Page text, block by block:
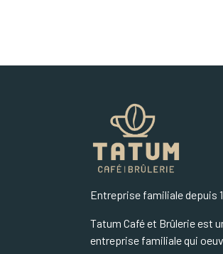
Entreprise familiale depuis
Tatum Café et Brûlerie est
entreprise familiale qui